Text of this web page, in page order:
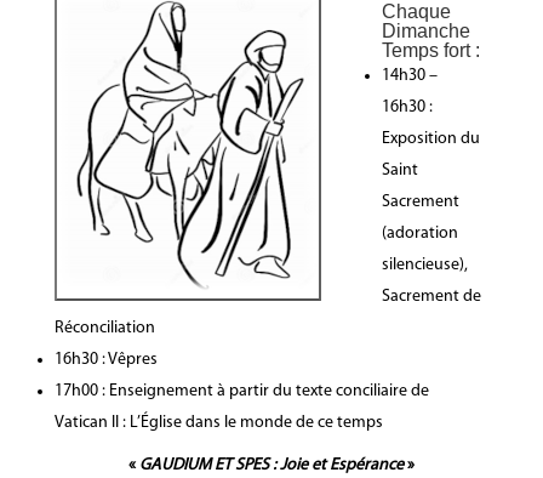
Chaque
Dimanche
Temps fort :
14h30 –
16h30 :
Exposition du
Saint
Sacrement
(adoration
silencieuse),
Sacrement de
Réconciliation
16h30 : Vêpres
17h00 : Enseignement à partir du texte conciliaire de
Vatican II : L’Église dans le monde de ce temps
« GAUDIUM ET SPES : Joie et Espérance»